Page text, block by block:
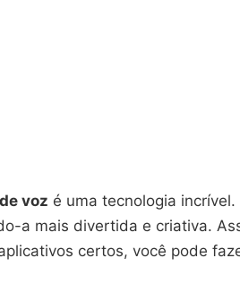
voz é uma tecnologia
a mais divertida e criativa.
certos, você pode